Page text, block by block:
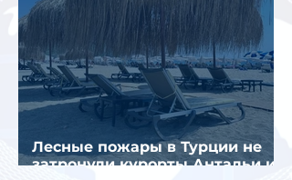
Лесные пожары в Турции не
затронули курорты Антальи и